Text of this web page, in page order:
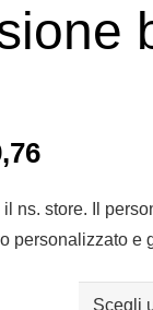
Fascia
prezzo:
da
ns. store. Il
personalizzato e